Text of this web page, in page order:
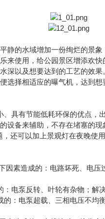
静的水域增加一份绚烂的景
来使用，给公园景区增添欢
深以及想要达到的工艺的效
选择相适应的曝气机，达到
具有节能低耗环保的优点
设备来辅助，不存在堵塞的
还可以加上景观灯在夜晚使
因素造成的：电路坏死、电
电泵反转、叶轮有杂物；解
：电泵超载、三相电压不